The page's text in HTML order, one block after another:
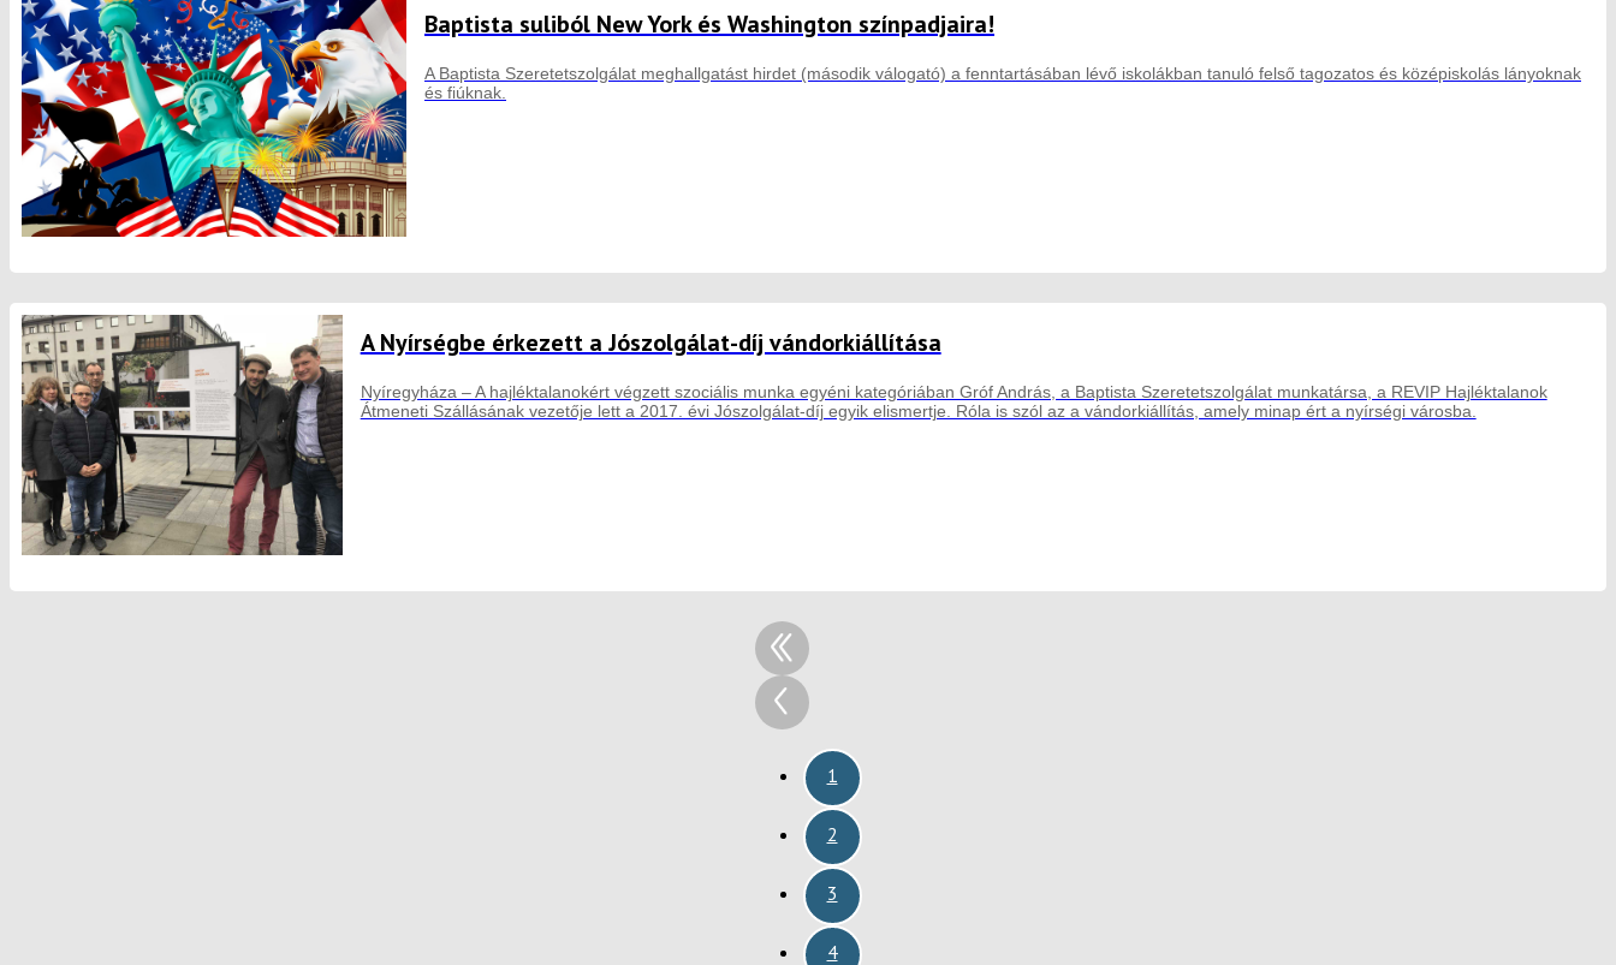
Baptista suliból New York és Washington színpadjaira!
A Baptista Szeretetszolgálat meghallgatást hirdet (második válogató) a fenntartásában lévő iskolákban tanuló felső tagozatos és középiskolás lányoknak
és fiúknak.
A Nyírségbe érkezett a Jószolgálat-díj vándorkiállítása
Nyíregyháza – A hajléktalanokért végzett szociális munka egyéni kategóriában Gróf András, a Baptista Szeretetszolgálat munkatársa, a REVIP Hajléktalanok
Átmeneti Szállásának vezetője lett a 2017. évi Jószolgálat-díj egyik elismertje. Róla is szól az a vándorkiállítás, amely minap ért a nyírségi városba.
1
2
3
4